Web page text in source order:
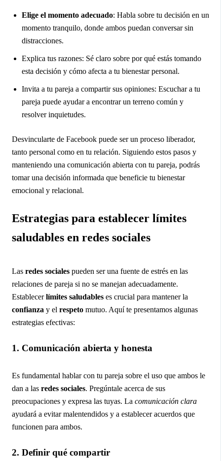
Elige el momento adecuado: Habla sobre tu decisión en un
momento tranquilo, donde ambos puedan conversar sin
distracciones.
Explica tus razones: Sé claro sobre por qué estás tomando
esta decisión y cómo afecta a tu bienestar personal.
Invita a tu pareja a compartir sus opiniones: Escuchar a tu
pareja puede ayudar a encontrar un terreno común y
resolver inquietudes.
Desvincularte de Facebook puede ser un proceso liberador,
tanto personal como en tu relación. Siguiendo estos pasos y
manteniendo una comunicación abierta con tu pareja, podrás
tomar una decisión informada que beneficie tu bienestar
emocional y relacional.
Estrategias para establecer límites
saludables en redes sociales
Las redes sociales pueden ser una fuente de estrés en las
relaciones de pareja si no se manejan adecuadamente.
Establecerlímites saludables es crucial para mantener la
confianza y el respeto mutuo. Aquí te presentamos algunas
estrategias efectivas:
1. Comunicación abierta y honesta
Es fundamental hablar con tu pareja sobre el uso que ambos le
dan a las redes sociales. Pregúntale acerca de sus
preocupaciones y expresa las tuyas. La comunicación clara
ayudará a evitar malentendidos y a establecer acuerdos que
funcionen para ambos.
2. Definir qué compartir